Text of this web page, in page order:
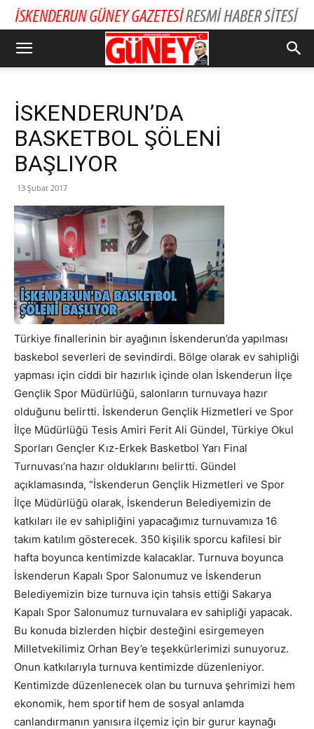
İSKENDERUN’DA
BASKETBOL ŞÖLENİ
BAŞLIYOR
13 Şubat 2017
Türkiye finallerinin bir ayağının İskenderun’da yapılması
baskebol severleri de sevindirdi. Bölge olarak ev sahipliği
yapması için ciddi bir hazırlık içinde olan İskenderun İlçe
Gençlik Spor Müdürlüğü, salonların turnuvaya hazır
olduğunu belirtti. İskenderun Gençlik Hizmetleri ve Spor
İlçe Müdürlüğü Tesis Amiri Ferit Ali Gündel, Türkiye Okul
Sporları Gençler Kız-Erkek Basketbol Yarı Final
Turnuvası’na hazır olduklarını belirtti. Gündel
açıklamasında, “İskenderun Gençlik Hizmetleri ve Spor
İlçe Müdürlüğü olarak, İskenderun Belediyemizin de
katkıları ile ev sahipliğini yapacağımız turnuvamıza 16
takım katılım gösterecek. 350 kişilik sporcu kafilesi bir
hafta boyunca kentimizde kalacaklar. Turnuva boyunca
İskenderun Kapalı Spor Salonumuz ve İskenderun
Belediyemizin bize turnuva için tahsis ettiği Sakarya
Kapalı Spor Salonumuz turnuvalara ev sahipliği yapacak.
Bu konuda bizlerden hiçbir desteğini esirgemeyen
Milletvekilimiz Orhan Bey’e teşekkürlerimizi sunuyoruz.
Onun katkılarıyla turnuva kentimizde düzenleniyor.
Kentimizde düzenlenecek olan bu turnuva şehrimizi hem
ekonomik, hem sportif hem de sosyal anlamda
canlandırmanın yanısıra ilçemiz için bir gurur kaynağı